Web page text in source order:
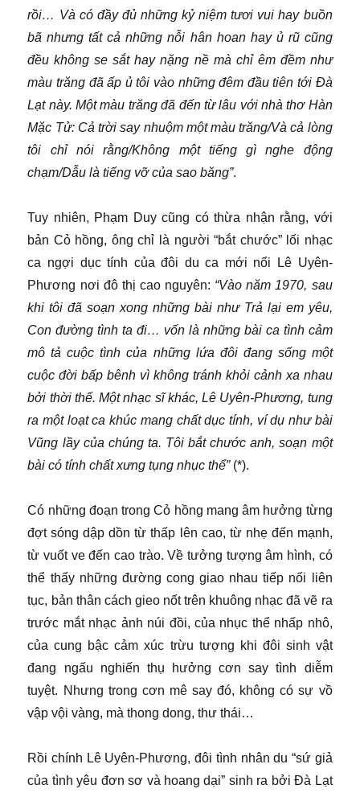
rồi… Và có đầy đủ những kỷ niệm tươi vui hay buồn
bã nhưng tất cả những nỗi hân hoan hay ủ rũ cũng
đều không se sắt hay nặng nề mà chỉ êm đềm như
màu trăng đã ấp ủ tôi vào những đêm đầu tiên tới Đà
Lạt này. Một màu trăng đã đến từ lâu với nhà thơ Hàn
Mặc Tử: Cả trời say nhuộm một màu trăng/Và cả lòng
tôi chỉ nói rằng/Không một tiếng gì nghe động
chạm/Dẫu là tiếng vỡ của sao băng”.
Tuy nhiên, Phạm Duy cũng có thừa nhận rằng, với
bản Cỏ hồng, ông chỉ là người “bắt chước” lối nhạc
ca ngợi dục tính của đôi du ca mới nổi Lê Uyên-
Phương nơi đô thị cao nguyên: “Vào năm 1970, sau
khi tôi đã soạn xong những bài như Trả lại em yêu,
Con đường tình ta đi… vốn là những bài ca tình cảm
mô tả cuộc tình của những lứa đôi đang sống một
cuộc đời bấp bênh vì không tránh khỏi cảnh xa nhau
bởi thời thế. Một nhạc sĩ khác, Lê Uyên-Phương, tung
ra một loạt ca khúc mang chất dục tính, ví dụ như bài
Vũng lầy của chúng ta. Tôi bắt chước anh, soạn một
bài có tính chất xưng tụng nhục thể”(*).
Có những đoạn trong Cỏ hồng mang âm hưởng từng
đợt sóng dập dồn từ thấp lên cao, từ nhẹ đến mạnh,
từ vuốt ve đến cao trào. Về tưởng tượng âm hình, có
thể thấy những đường cong giao nhau tiếp nối liên
tục, bản thân cách gieo nốt trên khuông nhạc đã vẽ ra
trước mắt nhạc ảnh núi đồi, của nhục thể nhấp nhô,
của cung bậc cảm xúc trừu tượng khi đôi sinh vật
đang ngấu nghiến thụ hưởng cơn say tình diễm
tuyệt. Nhưng trong cơn mê say đó, không có sự vồ
vập vội vàng, mà thong dong, thư thái…
Rồi chính Lê Uyên-Phương, đôi tình nhân du “sứ giả
của tình yêu đơn sơ và hoang dại” sinh ra bởi Đà Lạt